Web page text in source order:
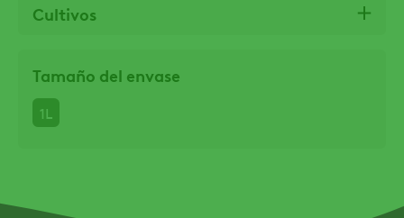
Cultivos
Tamaño del envase
1L